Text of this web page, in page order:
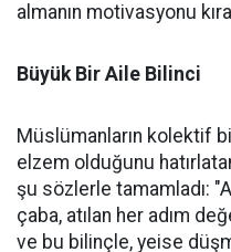
almanın motivasyonu
Büyük Bir Aile Bilinci
Müslümanların kolektif
elzem olduğunu
şu sözlerle tamamladı:
çaba, atılan her adım
ve bu bilinçle, yeise